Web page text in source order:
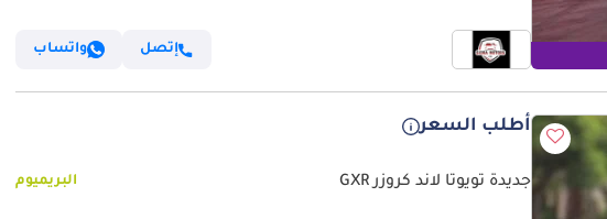
إتصل واتساب
أطلب السعر
جديدة تويوتا لاند كروزر GXR البريميوم